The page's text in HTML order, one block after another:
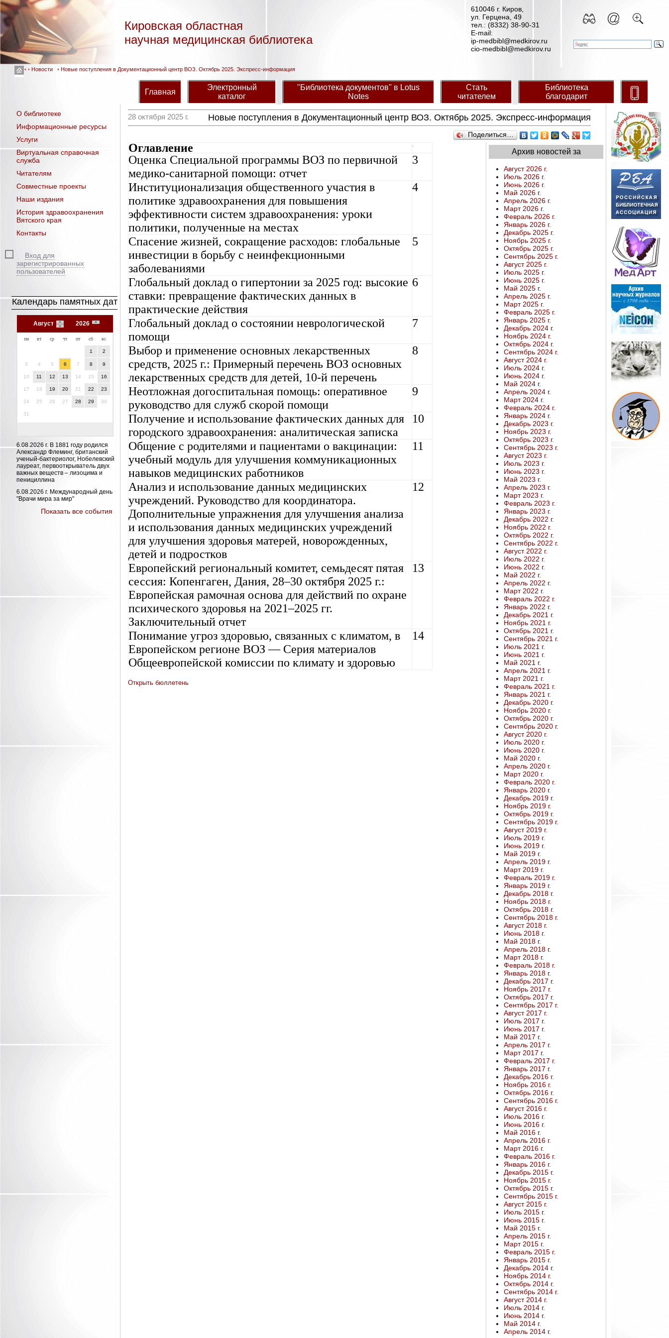
610046 г. Киров,
ул. Герцена, 49
тел.: (8332) 38-90-31
E-mail:
ip-medbibl@medkirov.ru
cio-medbibl@medkirov.ru
◦ ◦ Новости ◦ Новые поступления в Документационный центр ВОЗ. Октябрь 2025. Экспресс-информация
Кировская областная
научная медицинская библиотека
Главная
Электронный
каталог
"Библиотека документов" в Lotus
Notes
Стать
читателем
Библиотека
благодарит
О библиотеке
Информационные ресурсы
Услуги
Виртуальная справочная
служба
Читателям
Совместные проекты
Наши издания
История здравоохранения
Вятского края
Контакты
Вход для
зарегистрированных
пользователей
Календарь памятных дат
Август 2026
пн вт ср чт пт сб вс
1 2
3 4 5 6 7 8 9
10 11 12 13 14 15 16
17 18 19 20 21 22 23
24 25 26 27 28 29 30
31
6.08.2026 г. В 1881 году родился
Александр Флеминг, британский
ученый-бактериолог, Нобелевский
лауреат, первооткрыватель двух
важных веществ – лизоцима и
пенициллина
6.08.2026 г. Международный день
"Врачи мира за мир"
Показать все события
28 октября 2025 г. Новые поступления в Документационный центр ВОЗ. Октябрь 2025. Экспресс-информация
Поделиться…
Архив новостей за
Август 2026 г.
Июль 2026 г.
Июнь 2026 г.
Май 2026 г.
Апрель 2026 г.
Март 2026 г.
Февраль 2026 г.
Январь 2026 г.
Декабрь 2025 г.
Ноябрь 2025 г.
Октябрь 2025 г.
Сентябрь 2025 г.
Август 2025 г.
Июль 2025 г.
Июнь 2025 г.
Май 2025 г.
Апрель 2025 г.
Март 2025 г.
Февраль 2025 г.
Январь 2025 г.
Декабрь 2024 г.
Ноябрь 2024 г.
Октябрь 2024 г.
Сентябрь 2024 г.
Август 2024 г.
Июль 2024 г.
Июнь 2024 г.
Май 2024 г.
Апрель 2024 г.
Март 2024 г.
Февраль 2024 г.
Январь 2024 г.
Декабрь 2023 г.
Ноябрь 2023 г.
Октябрь 2023 г.
Сентябрь 2023 г.
Август 2023 г.
Июль 2023 г.
Июнь 2023 г.
Май 2023 г.
Апрель 2023 г.
Март 2023 г.
Февраль 2023 г.
Январь 2023 г.
Декабрь 2022 г.
Ноябрь 2022 г.
Октябрь 2022 г.
Сентябрь 2022 г.
Август 2022 г.
Июль 2022 г.
Июнь 2022 г.
Май 2022 г.
Апрель 2022 г.
Март 2022 г.
Февраль 2022 г.
Январь 2022 г.
Декабрь 2021 г.
Ноябрь 2021 г.
Октябрь 2021 г.
Сентябрь 2021 г.
Июль 2021 г.
Июнь 2021 г.
Май 2021 г.
Апрель 2021 г.
Март 2021 г.
Февраль 2021 г.
Январь 2021 г.
Декабрь 2020 г.
Ноябрь 2020 г.
Октябрь 2020 г.
Сентябрь 2020 г.
Август 2020 г.
Июль 2020 г.
Июнь 2020 г.
Май 2020 г.
Апрель 2020 г.
Март 2020 г.
Февраль 2020 г.
Январь 2020 г.
Декабрь 2019 г.
Ноябрь 2019 г.
Октябрь 2019 г.
Сентябрь 2019 г.
Август 2019 г.
Июль 2019 г.
Июнь 2019 г.
Май 2019 г.
Апрель 2019 г.
Март 2019 г.
Февраль 2019 г.
Январь 2019 г.
Декабрь 2018 г.
Ноябрь 2018 г.
Октябрь 2018 г.
Сентябрь 2018 г.
Август 2018 г.
Июнь 2018 г.
Май 2018 г.
Апрель 2018 г.
Март 2018 г.
Февраль 2018 г.
Январь 2018 г.
Декабрь 2017 г.
Ноябрь 2017 г.
Октябрь 2017 г.
Сентябрь 2017 г.
Август 2017 г.
Июль 2017 г.
Июнь 2017 г.
Май 2017 г.
Апрель 2017 г.
Март 2017 г.
Февраль 2017 г.
Январь 2017 г.
Декабрь 2016 г.
Ноябрь 2016 г.
Октябрь 2016 г.
Сентябрь 2016 г.
Август 2016 г.
Июль 2016 г.
Июнь 2016 г.
Май 2016 г.
Апрель 2016 г.
Март 2016 г.
Февраль 2016 г.
Январь 2016 г.
Декабрь 2015 г.
Ноябрь 2015 г.
Октябрь 2015 г.
Сентябрь 2015 г.
Август 2015 г.
Июль 2015 г.
Июнь 2015 г.
Май 2015 г.
Апрель 2015 г.
Март 2015 г.
Февраль 2015 г.
Январь 2015 г.
Декабрь 2014 г.
Ноябрь 2014 г.
Октябрь 2014 г.
Сентябрь 2014 г.
Август 2014 г.
Июль 2014 г.
Июнь 2014 г.
Май 2014 г.
Апрель 2014 г.
Оглавление
Оценка Специальной программы ВОЗ по первичной
медико-санитарной помощи: отчет
3
Институционализация общественного участия в
политике здравоохранения для повышения
эффективности систем здравоохранения: уроки
политики, полученные на местах
4
Спасение жизней, сокращение расходов: глобальные
инвестиции в борьбу с неинфекционными
заболеваниями
5
Глобальный доклад о гипертонии за 2025 год: высокие
ставки: превращение фактических данных в
практические действия
6
Глобальный доклад о состоянии неврологической
помощи
7
Выбор и применение основных лекарственных
средств, 2025 г.: Примерный перечень ВОЗ основных
лекарственных средств для детей, 10-й перечень
8
Неотложная догоспитальная помощь: оперативное
руководство для служб скорой помощи
9
Получение и использование фактических данных для
городского здравоохранения: аналитическая записка
10
Общение с родителями и пациентами о вакцинации:
учебный модуль для улучшения коммуникационных
навыков медицинских работников
11
Анализ и использование данных медицинских
учреждений. Руководство для координатора.
Дополнительные упражнения для улучшения анализа
и использования данных медицинских учреждений
для улучшения здоровья матерей, новорожденных,
детей и подростков
12
Европейский региональный комитет, семьдесят пятая
сессия: Копенгаген, Дания, 28–30 октября 2025 г.:
Европейская рамочная основа для действий по охране
психического здоровья на 2021–2025 гг.
Заключительный отчет
13
Понимание угроз здоровью, связанных с климатом, в
Европейском регионе ВОЗ — Серия материалов
Общеевропейской комиссии по климату и здоровью
14
Открыть бюллетень